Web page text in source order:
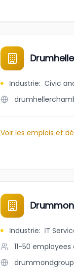
Industrie: Civic
Voir les emplois et
Industrie: IT
11-50 employees